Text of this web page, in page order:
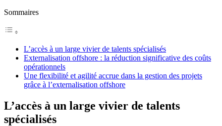
Sommaires
L’accès à un large vivier de talents spécialisés
Externalisation offshore : la réduction significative des coûts
opérationnels
Une flexibilité et agilité accrue dans la gestion des projets
grâce à l’externalisation offshore
L’accès à un large vivier de talents
spécialisés